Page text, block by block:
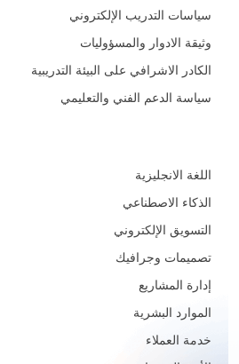
سياسات التدريب الإلكتروني
وثيقة الادوار والمسؤوليات
الكادر الاشرافي على البيئة التدريبية
سياسة الدعم الفني والتعليمي
اللغة الانجليزية
الذكاء الاصطناعي
التسويق الإلكتروني
تصميمات وجرافيك
إدارة المشاريع
الموارد البشرية
خدمة العملاء